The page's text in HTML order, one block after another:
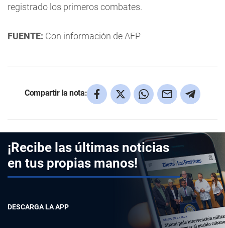
registrado los primeros combates.
FUENTE: Con información de AFP
Compartir la nota:
¡Recibe las últimas noticias
en tus propias manos!
DESCARGA LA APP